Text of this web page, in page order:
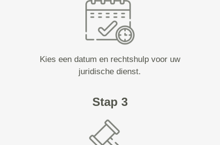
Kies een datum en rechtshulp voor uw
juridische dienst.
Stap 3